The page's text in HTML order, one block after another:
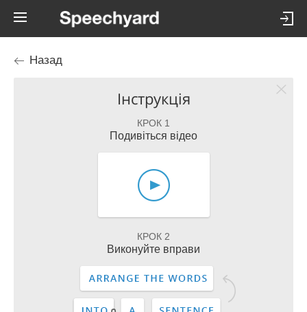
Назад
Інструкція
КРОК 1
Подивіться відео
КРОК 2
Виконуйте вправи